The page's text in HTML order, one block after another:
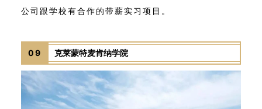
公司跟学校有合作的带薪实习项目。
09 克莱蒙特麦肯纳学院